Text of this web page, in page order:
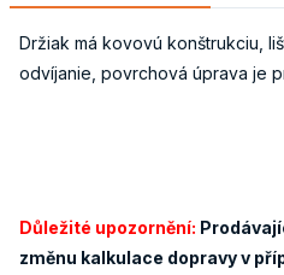
Držiak má kovovú konštrukciu,
odvíjanie, povrchová úprava je
Důležité upozornění:
změnu kalkulace dopravy v